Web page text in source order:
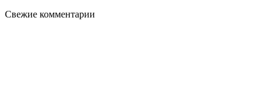
Свежие комментарии